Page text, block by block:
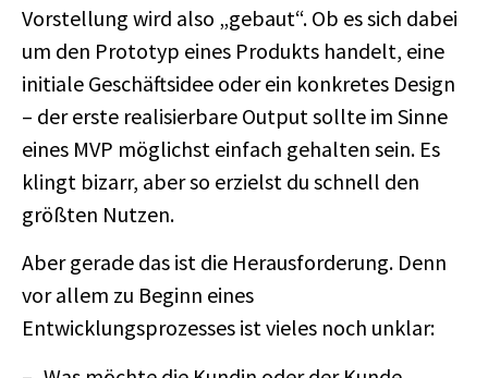
Vorstellung wird also „gebaut“. Ob es sich dabei
um den Prototyp eines Produkts handelt, eine
initiale Geschäftsidee oder ein konkretes Design
– der erste realisierbare Output sollte im Sinne
eines MVP möglichst einfach gehalten sein. Es
klingt bizarr, aber so erzielst du schnell den
größten Nutzen.
Aber gerade das ist die Herausforderung. Denn
vor allem zu Beginn eines
Entwicklungsprozesses ist vieles noch unklar: